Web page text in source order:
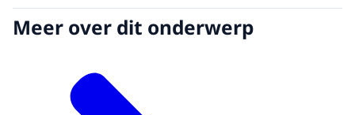
Meer over dit onderwerp